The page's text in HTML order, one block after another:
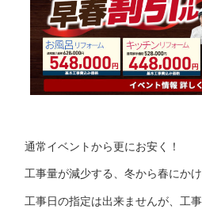
通常イベントから更にお安く！
工事量が減少する、冬から春にか
工事日の指定は出来ませんが、工